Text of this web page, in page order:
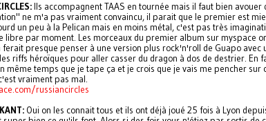
Ils accompagnent TAAS en tournée mais il faut bien avouer
ne m'a pas vraiment convaincu, il parait que le premier est
un peu à la Pelican mais en moins métal, c'est pas très
libre par moment. Les morceaux du premier album sur myspace
ferait presque penser à une version plus rock'n'roll de Guapo avec
riffs héroïques pour aller casser du dragon à dos de destrier. En
même temps que je tape ça et je crois que je vais me pencher sur
vraiment pas mal.
russiancircles
Oui on les connait tous et ils ont déjà joué 25 fois à Lyon